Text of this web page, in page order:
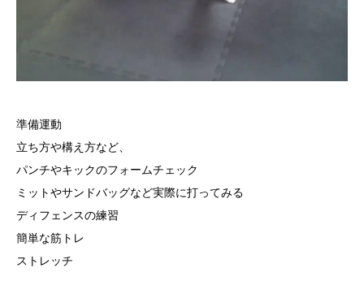
準備運動
立ち方や構え方など、
パンチやキックのフォームチェック
ミットやサンドバッグなど実際に打ってみる
ディフェンスの練習
簡単な筋トレ
ストレッチ